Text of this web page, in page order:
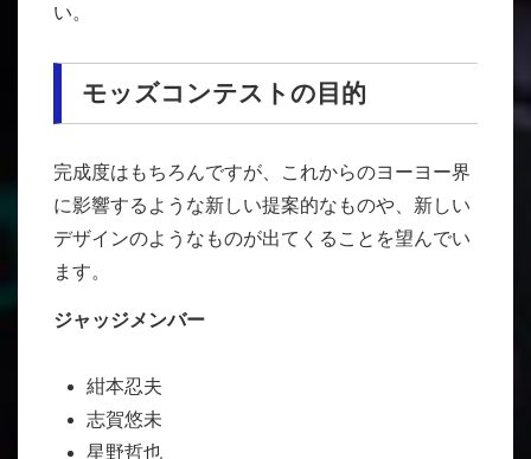
い。
モッズコンテストの目的
完成度はもちろんですが、これからのヨーヨー界
に影響するような新しい提案的なものや、新しい
デザインのようなものが出てくることを望んでい
ます。
ジャッジメンバー
紺本忍夫
志賀悠未
星野哲也